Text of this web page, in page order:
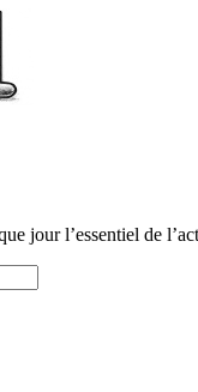
jour l’essentiel de